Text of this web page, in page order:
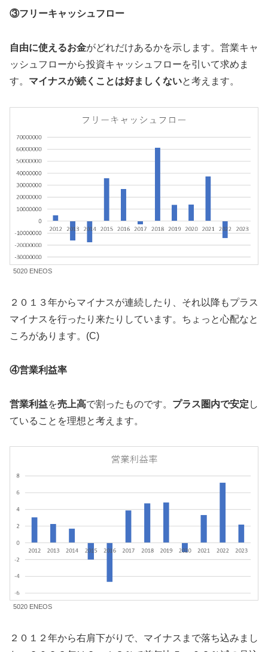
③フリーキャッシュフロー
自由に使えるお金がどれだけあるかを示します。営業キャ
ッシュフローから投資キャッシュフローを引いて求めま
す。 マイナスが続くことは好ましくないと考えます。
5020 ENEOS
２０１３年からマイナスが連続したり、それ以降もプラス
マイナスを行ったり来たりしています。ちょっと心配なと
ころがあります。(C)
④営業利益率
営業利益を売上高で割ったものです。 プラス圏内で安定 し
ていることを理想と考えます。
5020 ENEOS
２０１２年から右肩下がりで、マイナスまで落ち込みまし